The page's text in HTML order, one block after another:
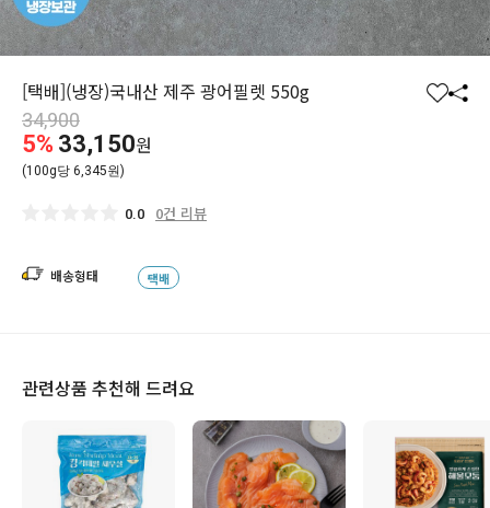
[택배](냉장)국내산 제주 광어필렛 550g
찜 공
34,900
5% 33,150원
(100g당 6,345원)
0.0 0건 리뷰
배송형태 택배
관련상품 추천해 드려요